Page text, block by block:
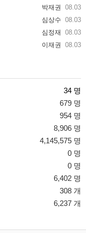
박재권 08.03
심상수 08.03
심정재 08.03
이재권 08.03
34 명
679 명
954 명
8,906 명
4,145,575 명
0 명
0 명
6,402 명
308 개
6,237 개